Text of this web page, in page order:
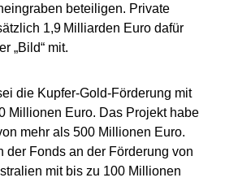
beteiligen. Private
1,9 Milliarden Euro dafür
„Bild“ mit.
die Kupfer-Gold-Förderung mit
Millionen Euro. Das Projekt habe
mehr als 500 Millionen Euro.
der Fonds an der Förderung von
mit bis zu 100 Millionen